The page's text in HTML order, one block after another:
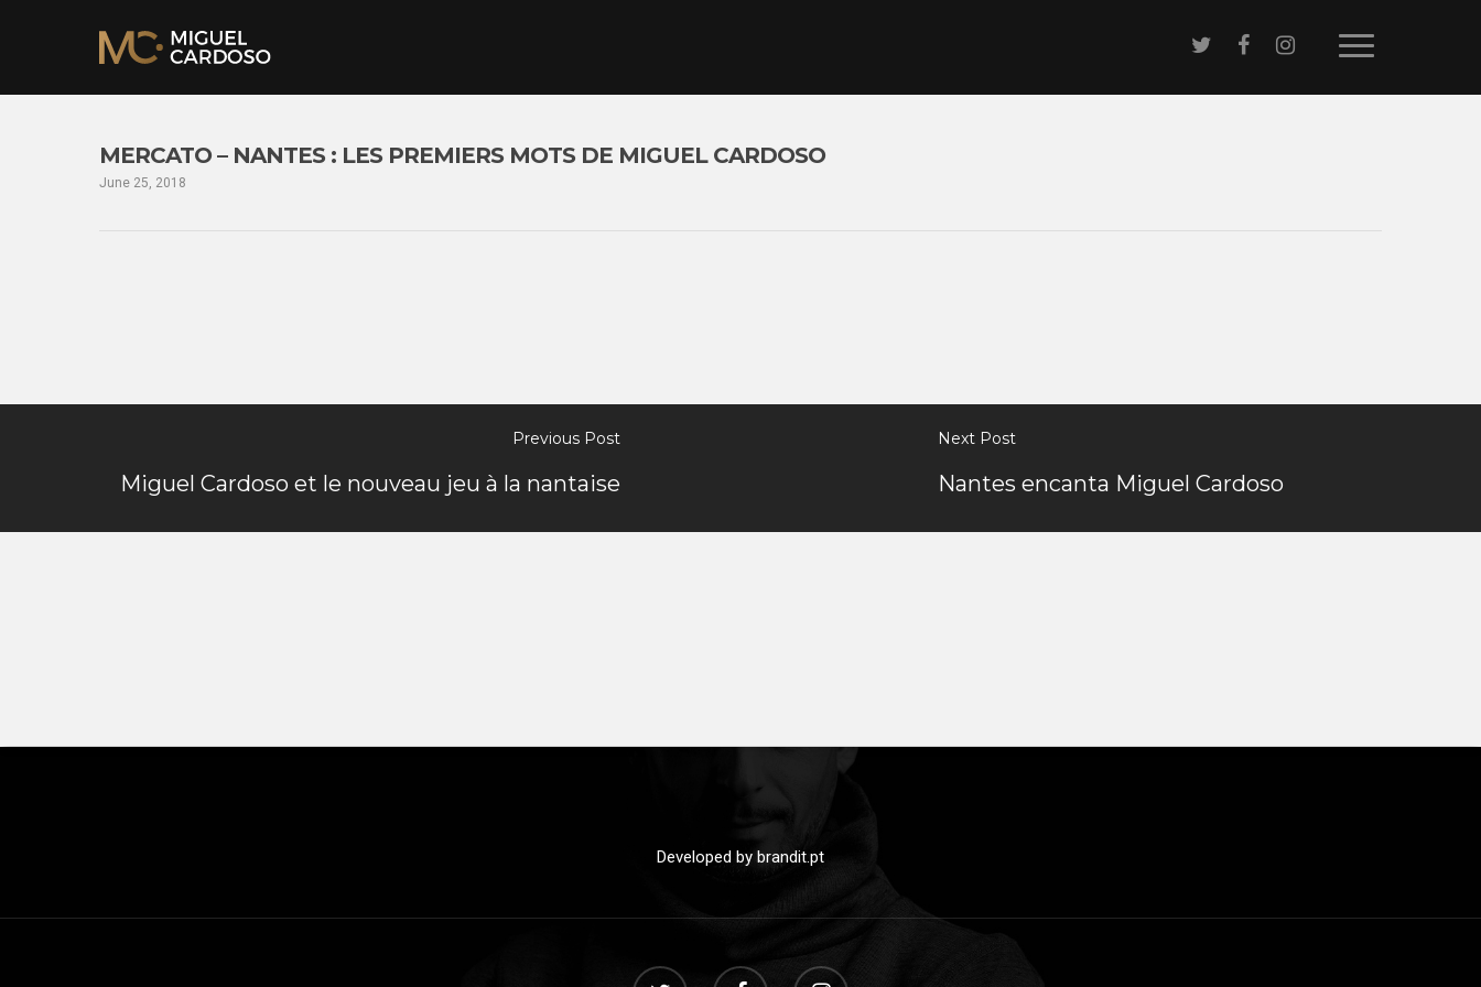
MERCATO – NANTES : LES PREMIERS MOTS DE MIGUEL CARDOSO
June 25, 2018
Previous Post
Miguel Cardoso et le nouveau jeu à la nantaise
Next Post
Nantes encanta Miguel Cardoso
Developed by brandit.pt